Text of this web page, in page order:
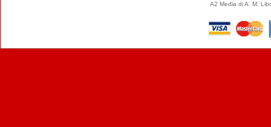
A2 Media di A. M.